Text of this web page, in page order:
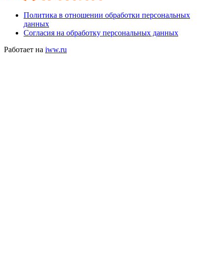
Политика в отношении обработки персональных
данных
Согласия на обработку персональных данных
Работает на iww.ru